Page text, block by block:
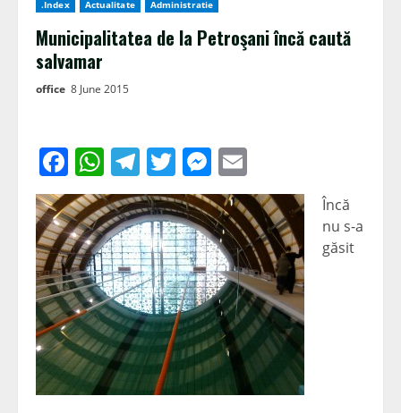
.Index Actualitate Administratie
Municipalitatea de la Petroşani încă caută
salvamar
office 8 June 2015
Facebook
WhatsApp
Telegram
TwitterMessenger
Încă
nu s-a
găsit